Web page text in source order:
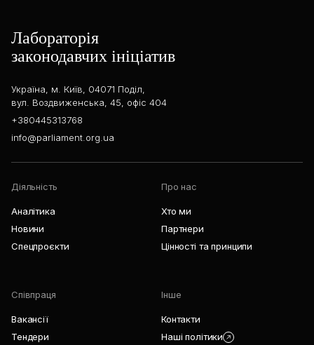
Лабораторія
законодавчих ініціатив
Україна, м. Київ, 04071 Поділ,
вул. Воздвиженська, 45, офіс 404
+380445313768
info@parliament.org.ua
Діяльність
Аналітика
Новини
Спецпроєкти
Про нас
Хто ми
Партнери
Цінності та принципи
Співпраця
Вакансії
Тендери
Інше
Контакти
Наші політики